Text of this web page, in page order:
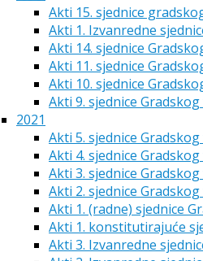
Akti 15. sjednice
Akti 1. Izvanredne
Akti 14. sjednice
Akti 11. sjednice
Akti 10. sjednice
Akti 9. sjednice Gradskog
2021
Akti 5. sjednice
Akti 4. sjednice
Akti 3. sjednice
Akti 2. sjednice
Akti 1. (radne) sjednice
Akti 1. konstitutirajuće
Akti 3. Izvanredne